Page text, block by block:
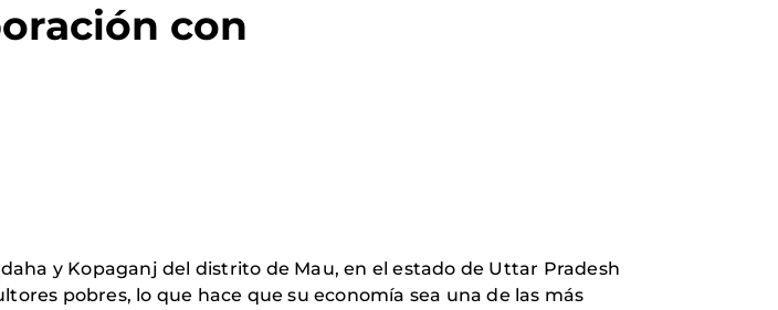
con
y Kopaganj del distrito de Mau, en el estado de Uttar Pradesh
pobres, lo que hace que su economía sea una de las más